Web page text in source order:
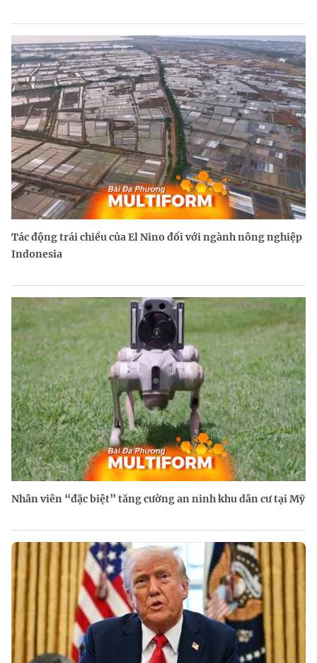
Tác động trái chiều của El Nino đối với ngành nông nghiệp
Indonesia
Nhân viên “đặc biệt” tăng cường an ninh khu dân cư tại Mỹ